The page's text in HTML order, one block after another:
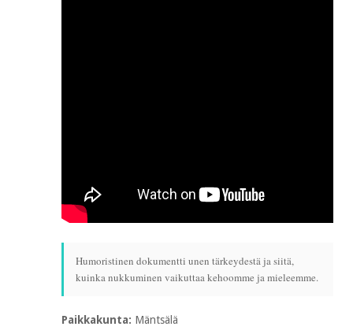
Humoristinen dokumentti unen tärkeydestä ja siitä,
kuinka nukkuminen vaikuttaa kehoomme ja mieleemme.
Paikkakunta: Mäntsälä